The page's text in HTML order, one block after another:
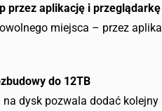
przez aplikację i przeglądarkę
miejsca – przez
do 12TB
na dysk pozwala dodać